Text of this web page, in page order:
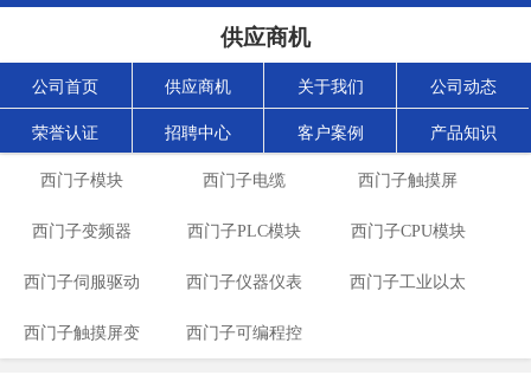
供应商机
公司首页 供应商机 关于我们 公司动态
荣誉认证 招聘中心 客户案例 产品知识
西门子模块 西门子电缆 西门子触摸屏
西门子变频器 西门子PLC模块 西门子CPU模块
西门子伺服驱动 西门子仪器仪表 西门子工业以太
西门子触摸屏变 西门子可编程控